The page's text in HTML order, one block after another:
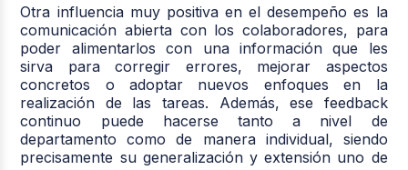
Otra influencia muy positiva en el desempeño es la
comunicación abierta con los colaboradores, para
poder alimentarlos con una información que les
sirva para corregir errores, mejorar aspectos
concretos o adoptar nuevos enfoques en la
realización de las tareas. Además, ese feedback
continuo puede hacerse tanto a nivel de
departamento como de manera individual, siendo
precisamente su generalización y extensión uno de